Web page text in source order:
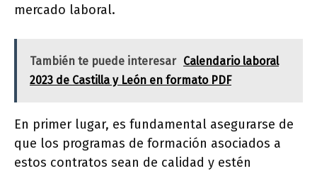
mercado laboral.
También te puede interesar Calendario laboral
2023 de Castilla y León en formato PDF
En primer lugar, es fundamental asegurarse de
que los programas de formación asociados a
estos contratos sean de calidad y estén